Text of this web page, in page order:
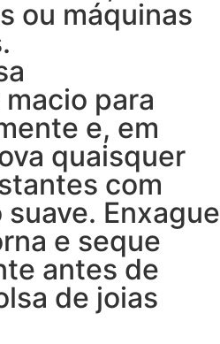
ou máquinas
para
e, em
quaisquer
com
Enxague
e seque
antes de
de joias